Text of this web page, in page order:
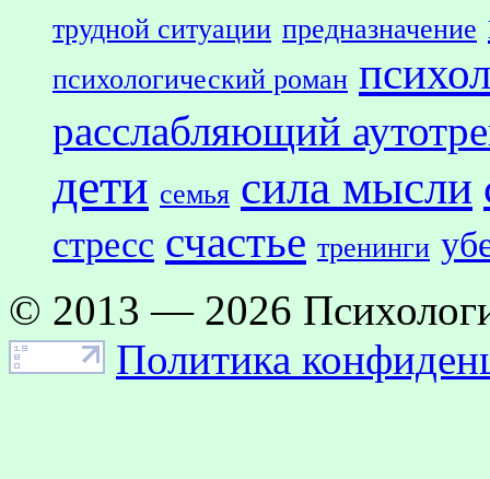
трудной ситуации предназначение
психологический роман
расслабляющий
дети семья сила мысли
стресс счастье тренинги
© 2013 — 2026
Политика